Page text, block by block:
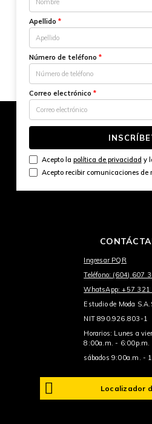
Apellido *
Número de teléfono *
Correo electrónico *
Acepto la política de privacidad y
Acepto recibir comunicaciones de
Ingresar PQR
Teléfono: (604) 607
WhatsApp: +57
Estudio de Moda
NIT 890.926.803-1
Horarios: Lunes a
8:00a.m. - 6:00p.m.
sábados 9:00a.m. -
Localizador